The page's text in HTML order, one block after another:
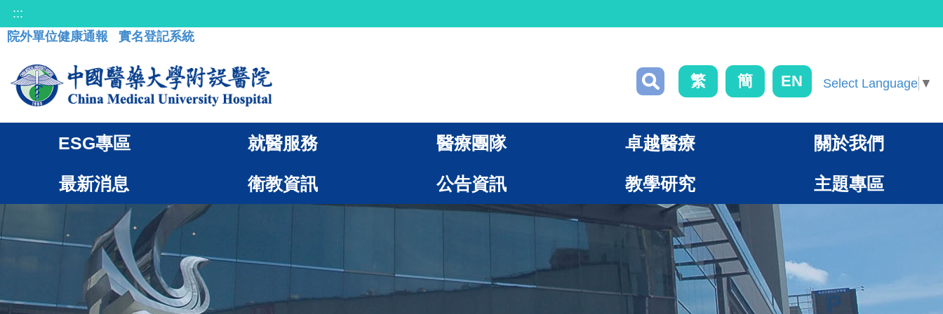
:::
院外單位健康通報
實名登記系統
繁 簡 EN Select Language ▼
ESG專區 就醫服務 醫療團隊 卓越醫療 關於我們
最新消息 衛教資訊 公告資訊 教學研究 主題專區